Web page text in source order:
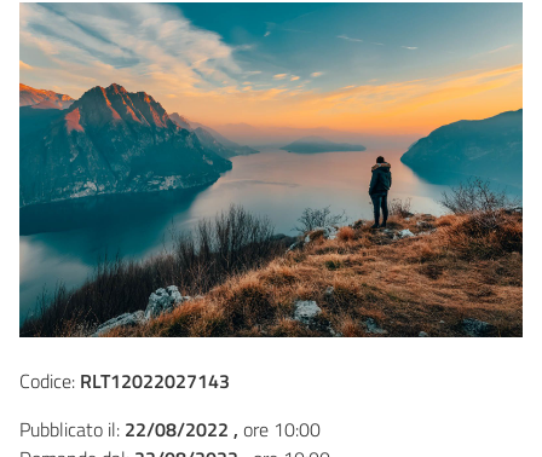
Codice: RLT12022027143
Pubblicato il: 22/08/2022 , ore 10:00